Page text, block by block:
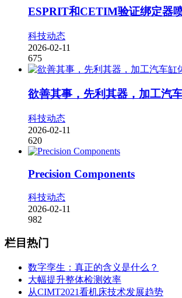
ESPRIT和CETIM验证绑定器
科技动态
2026-02-11
675
欲善其事，先利其器，加工汽
科技动态
2026-02-11
620
Precision Components
科技动态
2026-02-11
982
栏目热门
数字孪生：真正的含义是什么？
大幅提升整体检测效率
从CIMT2021看机床技术发展趋势